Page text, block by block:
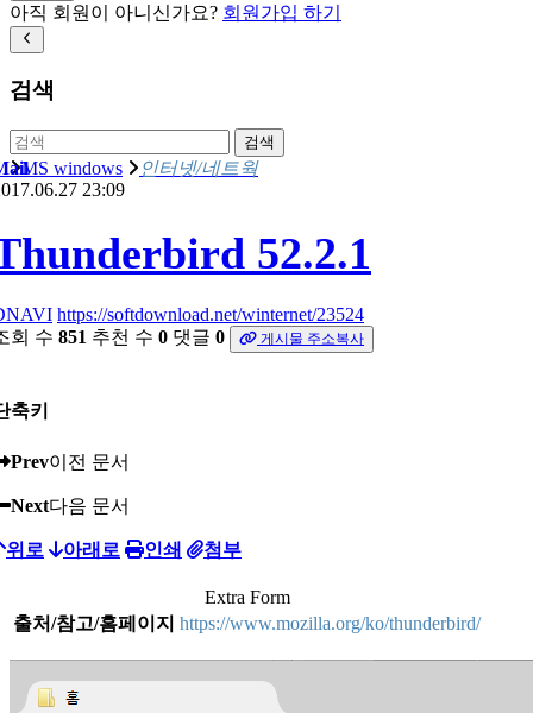
아직 회원이 아니신가요? 회원가입 하기
검색
검색
MS windows 인터넷/네트웍
23:09
52.2.1
https://softdownload.net/winternet/23524
회 수 851 추천 수 0 댓글 0 게시물 주소복사
축키
Prev이전 문서
Next다음 문서
위로 아래로 인쇄 첨부
Extra Form
출처/참고/홈페이지 https://www.mozilla.org/ko/thunderbird/